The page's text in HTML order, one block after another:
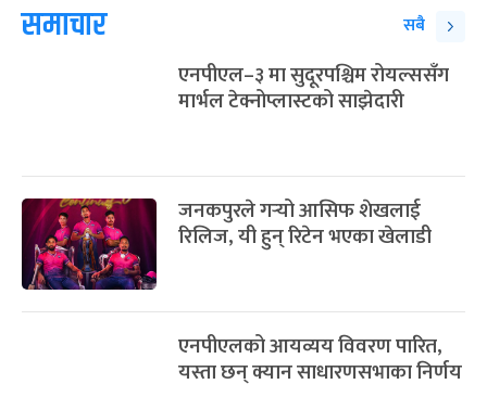
समाचार सबै
एनपीएल–३ मा सुदूरपश्चिम रोयल्ससँग
मार्भल टेक्नोप्लास्टको साझेदारी
जनकपुरले गर्‍यो आसिफ शेखलाई
रिलिज, यी हुन् रिटेन भएका खेलाडी
एनपीएलको आयव्यय विवरण पारित,
यस्ता छन् क्यान साधारणसभाका निर्णय